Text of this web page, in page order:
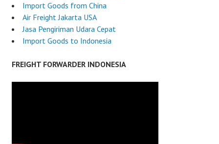
Import Goods from China
Air Freight Jakarta USA
Jasa Pengiriman Udara Cepat
Import Goods to Indonesia
FREIGHT FORWARDER INDONESIA